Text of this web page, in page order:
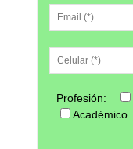
Profesión:
Académico